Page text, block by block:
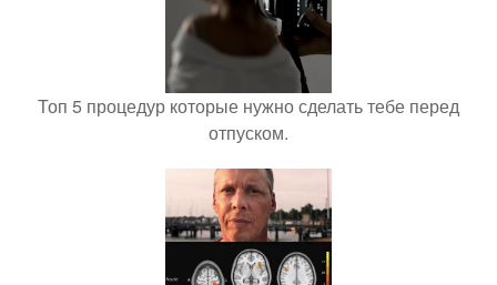
Топ 5 процедур которые нужно сделать тебе перед
отпуском.